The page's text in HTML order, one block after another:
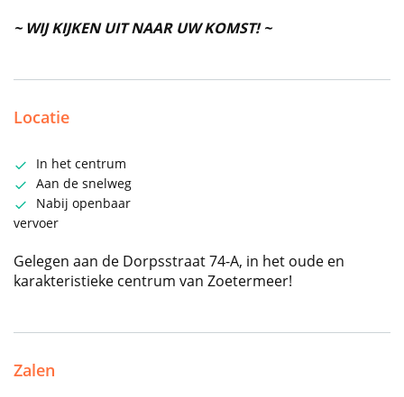
~ WIJ KIJKEN UIT NAAR UW KOMST! ~
Locatie
In het centrum
Aan de snelweg
Nabij openbaar
vervoer
Gelegen aan de Dorpsstraat 74-A, in het oude en
karakteristieke centrum van Zoetermeer!
Zalen